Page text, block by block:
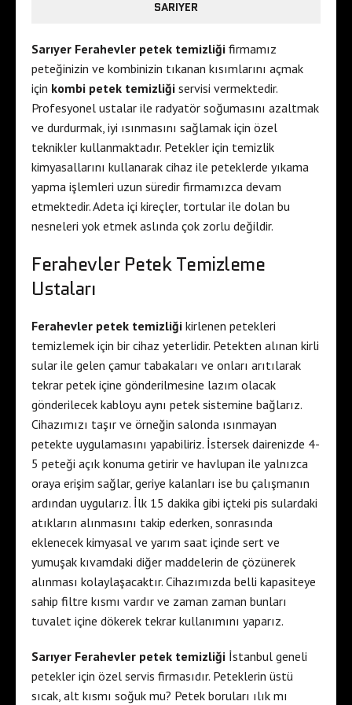
SARIYER
Sarıyer Ferahevler petek temizliği firmamız
peteğinizin ve kombinizin tıkanan kısımlarını açmak
için kombi petek temizliği servisi vermektedir.
Profesyonel ustalar ile radyatör soğumasını azaltmak
ve durdurmak, iyi ısınmasını sağlamak için özel
teknikler kullanmaktadır. Petekler için temizlik
kimyasallarını kullanarak cihaz ile peteklerde yıkama
yapma işlemleri uzun süredir firmamızca devam
etmektedir. Adeta içi kireçler, tortular ile dolan bu
nesneleri yok etmek aslında çok zorlu değildir.
Ferahevler Petek Temizleme
Ustaları
Ferahevler petek temizliği kirlenen petekleri
temizlemek için bir cihaz yeterlidir. Petekten alınan kirli
sular ile gelen çamur tabakaları ve onları arıtılarak
tekrar petek içine gönderilmesine lazım olacak
gönderilecek kabloyu aynı petek sistemine bağlarız.
Cihazımızı taşır ve örneğin salonda ısınmayan
petekte uygulamasını yapabiliriz. İstersek dairenizde 4-
5 peteği açık konuma getirir ve havlupan ile yalnızca
oraya erişim sağlar, geriye kalanları ise bu çalışmanın
ardından uygularız. İlk 15 dakika gibi içteki pis sulardaki
atıkların alınmasını takip ederken, sonrasında
eklenecek kimyasal ve yarım saat içinde sert ve
yumuşak kıvamdaki diğer maddelerin de çözünerek
alınması kolaylaşacaktır. Cihazımızda belli kapasiteye
sahip filtre kısmı vardır ve zaman zaman bunları
tuvalet içine dökerek tekrar kullanımını yaparız.
Sarıyer Ferahevler petek temizliği İstanbul geneli
petekler için özel servis firmasıdır. Peteklerin üstü
sıcak, alt kısmı soğuk mu? Petek boruları ılık mı